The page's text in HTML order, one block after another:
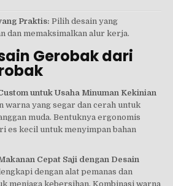
Praktis: Pilih desain yang
dan memaksimalkan alur kerja.
Gerobak dari
untuk Usaha Minuman Kekinian
warna yang segar dan cerah untuk
muda. Bentuknya ergonomis
es kecil untuk menyimpan bahan
Cepat Saji dengan Desain
dengan alat pemanas dan
menjaga kebersihan. Kombinasi warna